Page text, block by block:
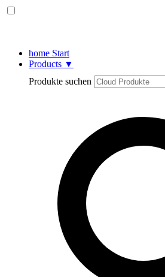
home Start
Products ▼
Produkte suchen